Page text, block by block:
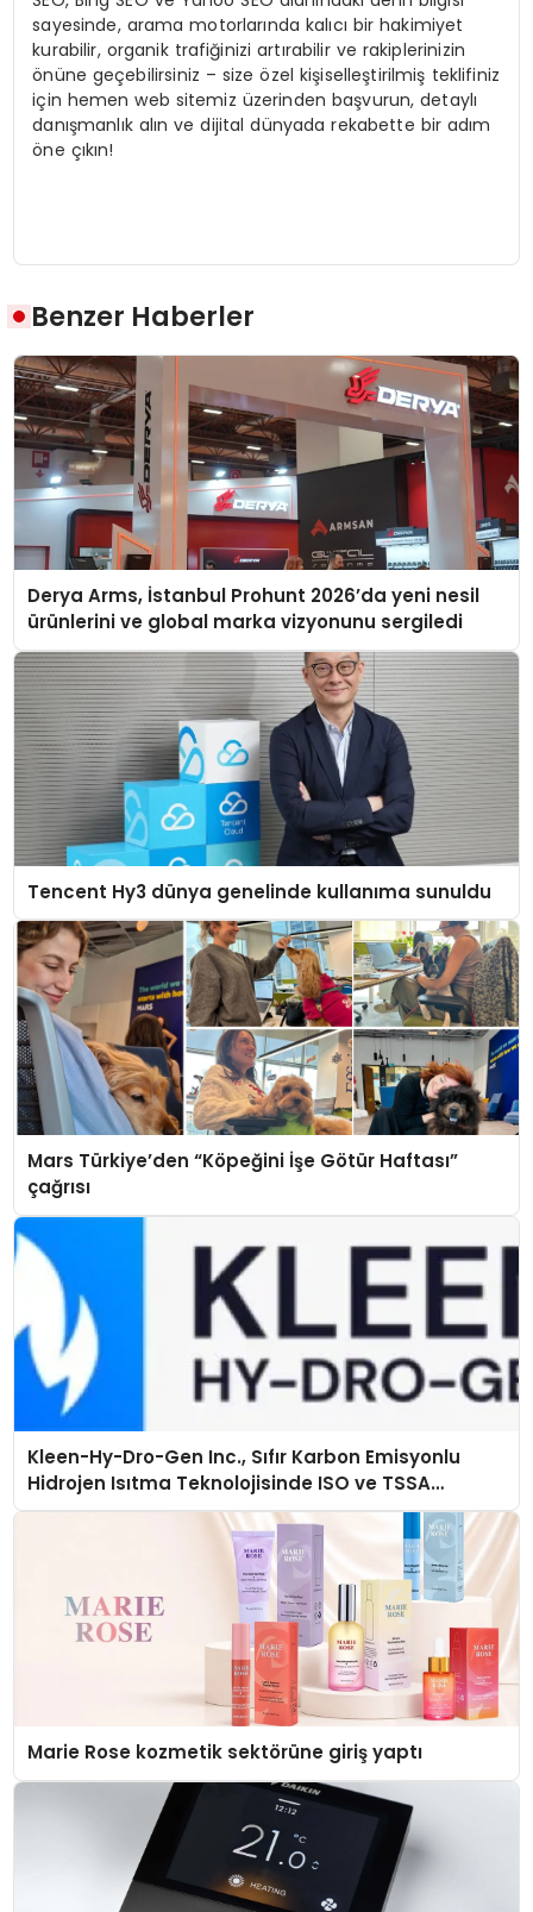
sayesinde, arama motorlarında kalıcı bir hakimiyet
kurabilir, organik trafiğinizi artırabilir ve rakiplerinizin
önüne geçebilirsiniz – size özel kişiselleştirilmiş teklifiniz
için hemen web sitemiz üzerinden başvurun, detaylı
danışmanlık alın ve dijital dünyada rekabette bir adım
öne çıkın!
Benzer Haberler
Derya Arms, İstanbul Prohunt 2026’da yeni nesil
ürünlerini ve global marka vizyonunu sergiledi
Tencent Hy3 dünya genelinde kullanıma sunuldu
Mars Türkiye’den “Köpeğini İşe Götür Haftası”
çağrısı
Kleen-Hy-Dro-Gen Inc., Sıfır Karbon Emisyonlu
Hidrojen Isıtma Teknolojisinde ISO ve TSSA
Düzenleyici Onaylarını Aldı
Marie Rose kozmetik sektörüne giriş yaptı